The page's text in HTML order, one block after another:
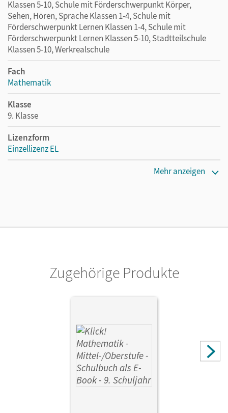
Klassen 5-10, Schule mit Förderschwerpunkt Körper,
Sehen, Hören, Sprache Klassen 1-4, Schule mit
Förderschwerpunkt Lernen Klassen 1-4, Schule mit
Förderschwerpunkt Lernen Klassen 5-10, Stadtteilschule
Klassen 5-10, Werkrealschule
Fach
Mathematik
Klasse
9. Klasse
Lizenzform
Einzellizenz EL
Mehr anzeigen
Zugehörige Produkte